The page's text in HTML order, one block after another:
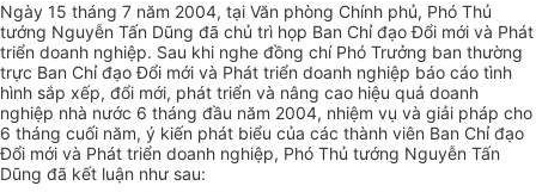
Ngày 15 tháng 7 năm 2004, tại Văn phòng Chính phủ, Phó Thủ
tướng Nguyễn Tấn Dũng đã chủ trì họp Ban Chỉ đạo Đổi mới và Phát
triển doanh nghiệp. Sau khi nghe đồng chí Phó Trưởng ban thường
trực Ban Chỉ đạo Đổi mới và Phát triển doanh nghiệp báo cáo tình
hình sắp xếp, đổi mới, phát triển và nâng cao hiệu quả doanh
nghiệp nhà nước 6 tháng đầu năm 2004, nhiệm vụ và giải pháp cho
6 tháng cuối năm, ý kiến phát biểu của các thành viên Ban Chỉ đạo
Đổi mới và Phát triển doanh nghiệp, Phó Thủ tướng Nguyễn Tấn
Dũng đã kết luận như sau: